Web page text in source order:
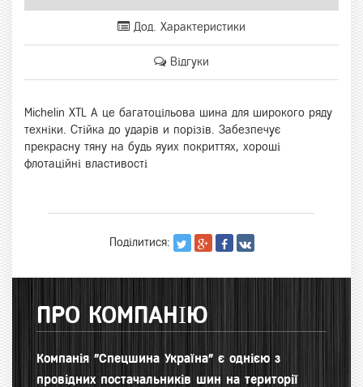
Дод. Характеристики
Відгуки
Michelin XTL A це багатоцільова шина для широкого ряду
техніки. Стійка до ударів и порізів. Забезпечує
прекрасну тяну на будь яуих покриттях, хороші
флотаційні властивості
Поділитися:
ПРО КОМПАНІЮ
Компанія "Спецшина Україна" є однією з
провідних постачальників шин на території